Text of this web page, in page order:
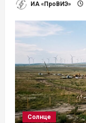
ИА «ПроВИЭ»
Солнце